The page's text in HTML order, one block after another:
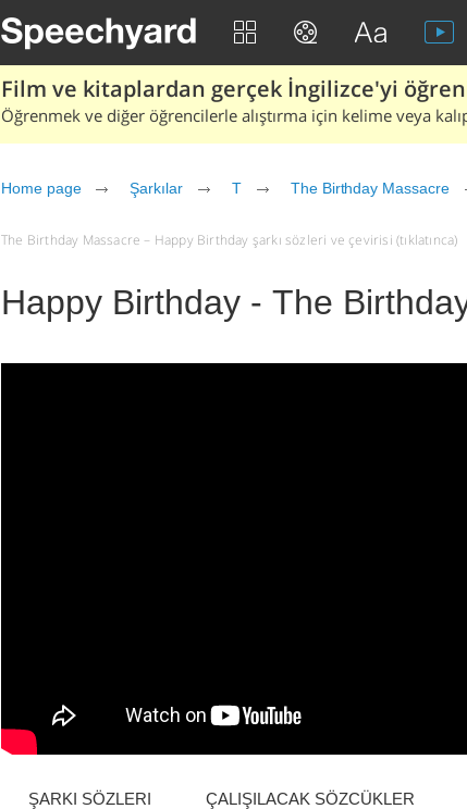
Film ve kitaplardan gerçek İngilizce'yi
Öğrenmek ve diğer öğrencilerle alıştırma için kelime veya
Home page Şarkılar T The Birthday Massacre
The Birthday Massacre – Happy Birthday şarkı sözleri ve çevirisi (tıklatınca)
Happy Birthday - The
ŞARKI SÖZLERI ÇALIŞILACAK SÖZCÜKLER